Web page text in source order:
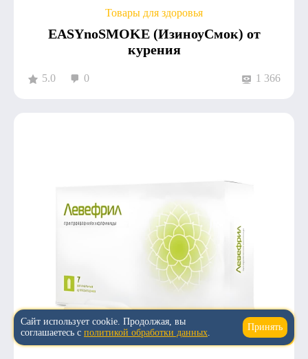
Товары для здоровья
EASYnoSMOKE (ИзиноуСмок) от
курения
5.0 0 1 366
↑
Сайт использует cookie. Продолжая, вы
соглашаетесь с политикой обработки данных.
Принять